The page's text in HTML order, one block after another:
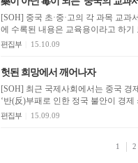
[SOH] 중국 초·중·고의 각 과목 교
에 수록된 내용은 교육용이라고 하
편집부 15.10.09
헛된 희망에서 깨어나자
[SOH] 최근 국제사회에서는 중국 경
‘반(反)부패로 인한 정국 불안이 경
편집부 15.09.09
1 2